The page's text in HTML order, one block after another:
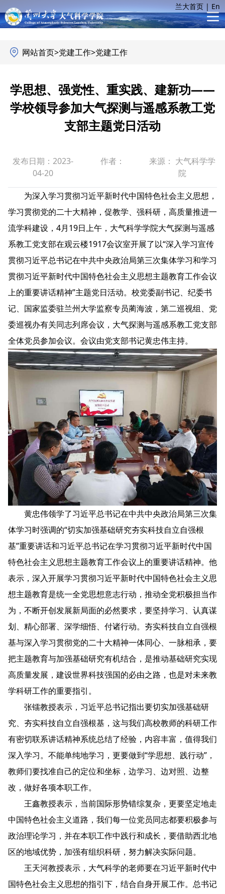
兰大首页 | En
网站首页>党建工作>党建工作
学思想、强党性、重实践、建新功——
学校领导参加大气探测与遥感系教工党
支部主题党日活动
发布日期：2023-
04-20
作者：
来源： 大气科学学
院
为深入学习贯彻习近平新时代中国特色社会主义思想，
学习贯彻党的二十大精神，促教学、强科研，高质量推进一
流学科建设，4月19日上午，大气科学学院大气探测与遥感
系教工党支部在观云楼1917会议室开展了以“深入学习宣传
贯彻习近平总书记在中共中央政治局第三次集体学习和学习
贯彻习近平新时代中国特色社会主义思想主题教育工作会议
上的重要讲话精神”主题党日活动。校党委副书记、纪委书
记、国家监委驻兰州大学监察专员蔺海波，第二巡视组、党
委巡视办有关同志列席会议，大气探测与遥感系教工党支部
全体党员参加会议。会议由党支部书记黄忠伟主持。
黄忠伟领学了习近平总书记在中共中央政治局第三次集
体学习时强调的“切实加强基础研究夯实科技自立自强根
基”重要讲话和习近平总书记在学习贯彻习近平新时代中国
特色社会主义思想主题教育工作会议上的重要讲话精神。他
表示，深入开展学习贯彻习近平新时代中国特色社会主义思
想主题教育是统一全党思想意志行动，推动全党积极担当作
为，不断开创发展新局面的必然要求，要坚持学习、认真谋
划、精心部署、深学细悟、付诸行动。夯实科技自立自强根
基与深入学习贯彻党的二十大精神一体同心、一脉相承，要
把主题教育与加强基础研究有机结合，是推动基础研究实现
高质量发展，建设世界科技强国的必由之路，也是对未来教
学科研工作的重要指引。
张镭教授表示，习近平总书记指出要切实加强基础研
究、夯实科技自立自强根基，这与我们高校教师的科研工作
有密切联系讲话精神系统总结了经验，内容丰富，值得我们
深入学习。不能单纯地学习，更要做到“学思想、践行动”，
教师们要找准自己的定位和坐标，边学习、边对照、边整
改，做好各项本职工作。
王鑫教授表示，当前国际形势错综复杂，更要坚定地走
中国特色社会主义道路，我们每一位党员同志都要积极参与
政治理论学习，并在本职工作中践行和成长，要借助西北地
区的地域优势，加强有组织科研，努力解决实际问题。
王天河教授表示，大气科学的老师要在习近平新时代中
国特色社会主义思想的指引下，结合自身开展工作。总书记